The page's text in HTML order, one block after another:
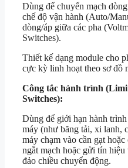
Dùng để chuyển mạch
chế độ vận hành (Auto/
dòng/áp giữa các pha
Switches).
Thiết kế dạng module cho
cực kỳ linh hoạt theo sơ đồ
Công tắc hành trình
Switches):
Dùng để giới hạn hành
máy (như băng tải, xi lanh,
máy chạm vào cần gạt
ngắt mạch hoặc gửi tín
đảo chiều chuyển động.